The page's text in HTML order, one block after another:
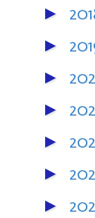
►
►
►
►
►
►
►